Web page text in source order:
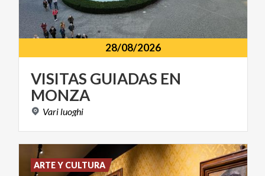
28/08/2026
VISITAS GUIADAS EN
MONZA
Variluoghi
ARTE Y CULTURA